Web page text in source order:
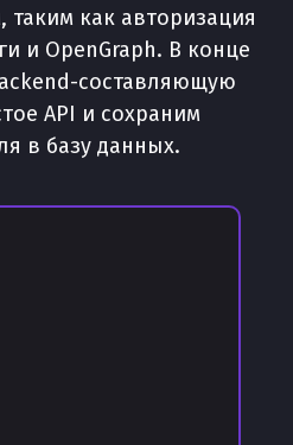
как авторизация
и OpenGraph. В конце
составляющую
API и сохраним
в базу данных.